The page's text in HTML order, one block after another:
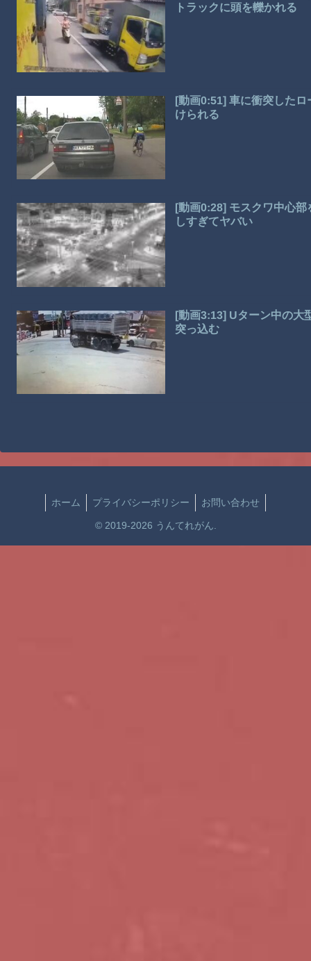
トラックに頭を轢かれる
[動画0:51] 車に衝突した
けられる
[動画0:28] モスクワ中心
しすぎてヤバい
[動画3:13] Uターン中の大
突っ込む
ホーム プライバシーポリシー お問い合わせ
© 2019-2026 うんてれがん.